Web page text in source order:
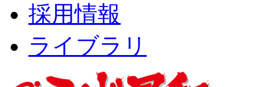
採用情報
ライブラリ